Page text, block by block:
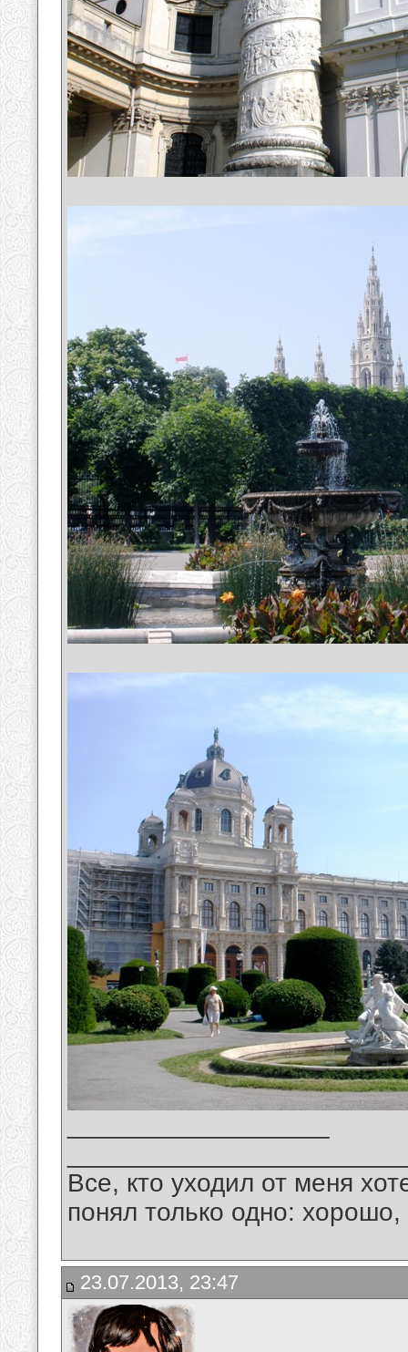
Все, кто уходил от меня
понял только одно:
23.07.2013, 23:47